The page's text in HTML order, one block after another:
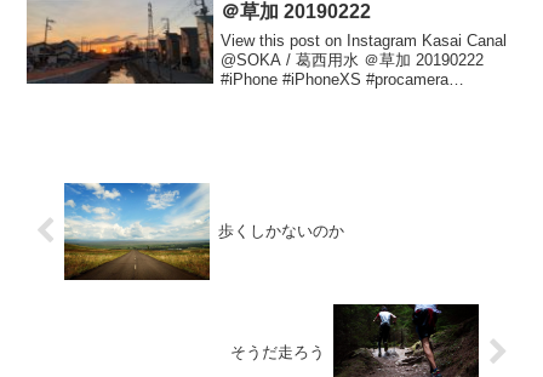
＠草加 20190222
View this post on Instagram Kasai Canal
@SOKA / 葛西用水 ＠草加 20190222
#iPhone #iPhoneXS #procamera
歩くしかないのか
そうだ走ろう